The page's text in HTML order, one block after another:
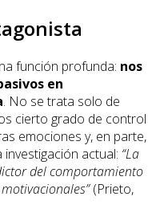
función profunda: nos
en
. No se trata solo de
cierto grado de control
emociones y, en parte,
actual: “La
del comportamiento
(Prieto,